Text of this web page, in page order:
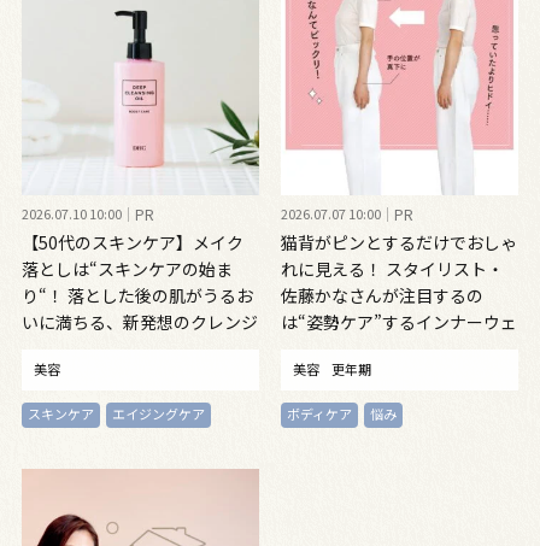
2026.07.10 10:00 PR
【50代のスキンケア】メイク
落としは“スキンケアの始ま
り“！ 落とした後の肌がうるお
いに満ちる、新発想のクレンジ
美容
スキンケア エイジングケア
2026.07.07 10:00 PR
猫背がピンとするだけでおしゃ
れに見える！ スタイリスト・
佐藤かなさんが注目するの
は“姿勢ケア”するインナーウェ
美容 更年期
ボディケア 悩み